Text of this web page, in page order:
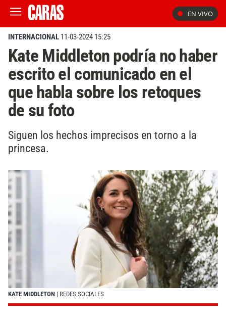
EN VIVO
INTERNACIONAL 11-03-2024 15:25
Kate Middleton podría no haber
escrito el comunicado en el
que habla sobre los retoques
de su foto
Siguen los hechos imprecisos en torno a la
princesa.
KATE MIDDLETON | REDES SOCIALES